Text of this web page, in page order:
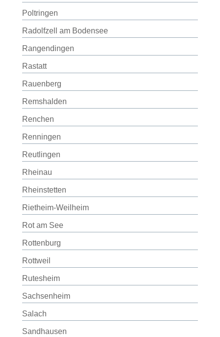
Poltringen
Radolfzell am Bodensee
Rangendingen
Rastatt
Rauenberg
Remshalden
Renchen
Renningen
Reutlingen
Rheinau
Rheinstetten
Rietheim-Weilheim
Rot am See
Rottenburg
Rottweil
Rutesheim
Sachsenheim
Salach
Sandhausen